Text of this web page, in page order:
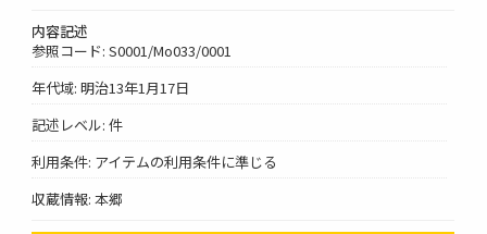
内容記述
参照コード: S0001/Mo033/0001
年代域: 明治13年1月17日
記述レベル: 件
利用条件: アイテムの利用条件に準じる
収蔵情報: 本郷